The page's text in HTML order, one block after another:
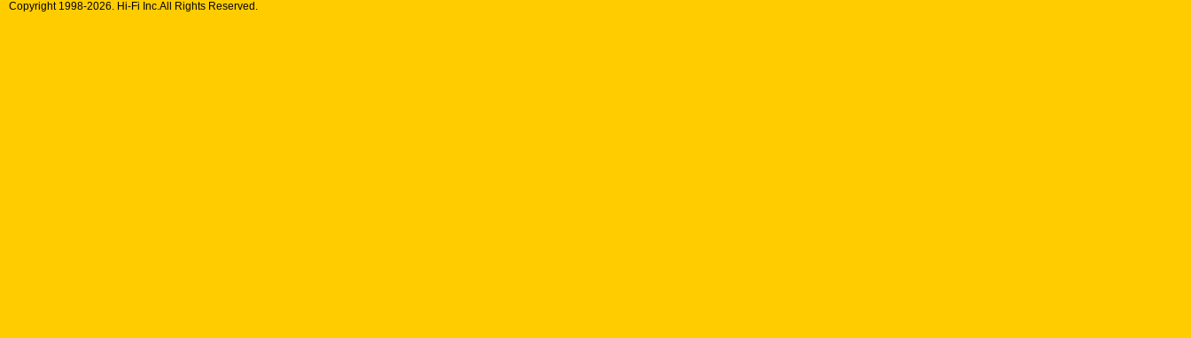
Copyright 1998-2026. Hi-Fi Inc.All Rights Reserved.